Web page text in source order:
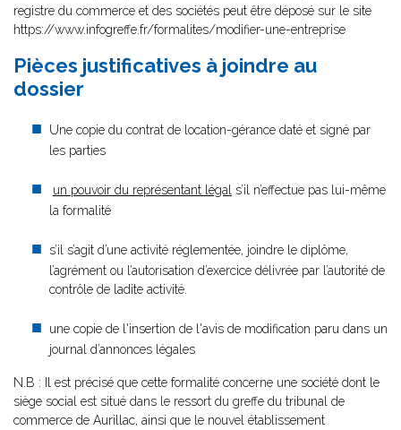
registre du commerce et des sociétés peut être déposé sur le site
https://www.infogreffe.fr/formalites/modifier-une-entreprise
Pièces justificatives à joindre au
dossier
Une copie du contrat de location-gérance daté et signé par
les parties
un pouvoir du représentant légal s’il n’effectue pas lui-même
la formalité
s’il s’agit d’une activité réglementée, joindre le diplôme,
l’agrément ou l’autorisation d’exercice délivrée par l’autorité de
contrôle de ladite activité.
une copie de l'insertion de l'avis de modification paru dans un
journal d’annonces légales
N.B : Il est précisé que cette formalité concerne une société dont le
siège social est situé dans le ressort du greffe du tribunal de
commerce de Aurillac, ainsi que le nouvel établissement